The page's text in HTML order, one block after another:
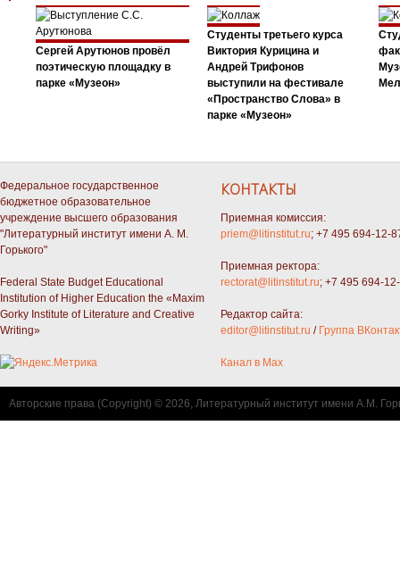
Сергей Арутюнов провёл
поэтическую площадку в
парке «Музеон»
Студенты третьего курса
Виктория Курицина и
Андрей Трифонов
выступили на фестивале
«Пространство Слова» в
парке «Музеон»
Федеральное государственное
бюджетное образовательное
учреждение высшего образования
"Литературный институт имени А. М.
Горького"
Federal State Budget Educational
Institution of Higher Education the «Maxim
Gorky Institute of Literature and Creative
Writing»
КОНТАКТЫ
Приемная комиссия:
priem@litinstitut.ru; +7 495 694-12-
Приемная ректора:
rectorat@litinstitut.ru; +7 495 694-
Редактор сайта:
editor@litinstitut.ru / Группа
Канал в Max
Авторские права (Copyright) © 2026, Литературный институт имени А.М.